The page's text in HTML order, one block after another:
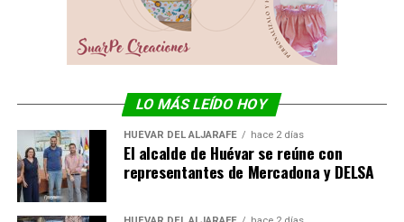
LO MÁS LEÍDO HOY
HUÉVAR DEL ALJARAFE hace 2 días
El alcalde de Huévar se reúne con
representantes de Mercadona y DELSA